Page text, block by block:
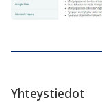
Yhteystiedot